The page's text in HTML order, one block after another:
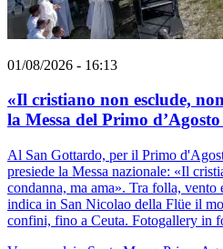
01/08/2026 - 16:13
«Il cristiano non esclude,
la Messa del Primo
Al San Gottardo, per il Primo
presiede la Messa nazionale: «Il
condanna, ma ama». Tra folla, vento
indica in San Nicolao della Flüe il
confini, fino a Ceuta. Fotogallery in